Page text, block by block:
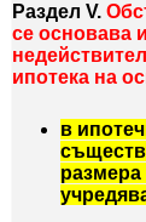
Раздел V.
се основава
ипотека на
в
размера